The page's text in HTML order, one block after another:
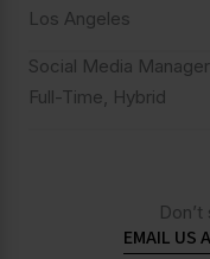
Los Angeles
Social Media Manager
Full-Time, Hybrid
EMAIL US